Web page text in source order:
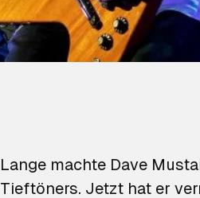
Lange machte Dave
Tieftöners. Jetzt hat er